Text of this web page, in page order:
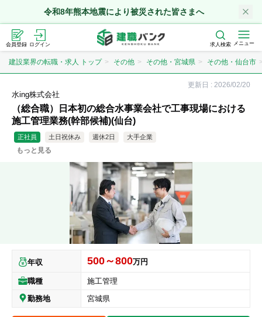
令和8年熊本地震により被災された皆さまへ
会員登録 ログイン 求人検索 メニュー
建設業界の転職・求人 トップ その他 その他・宮城県 その他・仙台市
更新日 : 2026/02/20
水ing株式会社
（総合職）日本初の総合水事業会社で工事現場における
施工管理業務(幹部候補)(仙台)
正社員 土日祝休み 週休2日 大手企業
もっと見る
年収 500～800万円
職種
施工管理
勤務地
宮城県